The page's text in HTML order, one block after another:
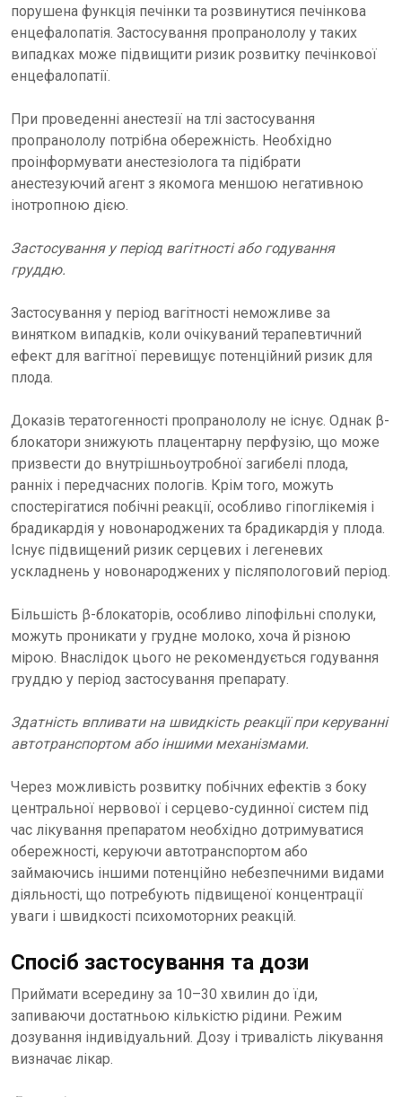
порушена функція печінки та розвинутися печінкова
енцефалопатія. Застосування пропранололу у таких
випадках може підвищити ризик розвитку печінкової
енцефалопатії.
При проведенні анестезії на тлі застосування
пропранололу потрібна обережність. Необхідно
проінформувати анестезіолога та підібрати
анестезуючий агент з якомога меншою негативною
інотропною дією.
Застосування у період вагітності або годування
груддю.
Застосування у період вагітності неможливе за
винятком випадків, коли очікуваний терапевтичний
ефект для вагітної перевищує потенційний ризик для
плода.
Доказів тератогенності пропранололу не існує. Однак β-
блокатори знижують плацентарну перфузію, що може
призвести до внутрішньоутробної загибелі плода,
ранніх і передчасних пологів. Крім того, можуть
спостерігатися побічні реакції, особливо гіпоглікемія і
брадикардія у новонароджених та брадикардія у плода.
Існує підвищений ризик серцевих і легеневих
ускладнень у новонароджених у післяпологовий період.
Більшість β-блокаторів, особливо ліпофільні сполуки,
можуть проникати у грудне молоко, хоча й різною
мірою. Внаслідок цього не рекомендується годування
груддю у період застосування препарату.
Здатність впливати на швидкість реакції при керуванні
автотранспортом або іншими механізмами.
Через можливість розвитку побічних ефектів з боку
центральної нервової і серцево-судинної систем під
час лікування препаратом необхідно дотримуватися
обережності, керуючи автотранспортом або
займаючись іншими потенційно небезпечними видами
діяльності, що потребують підвищеної концентрації
уваги і швидкості психомоторних реакцій.
Спосіб застосування та дози
Приймати всередину за 10–30 хвилин до їди,
запиваючи достатньою кількістю рідини. Режим
дозування індивідуальний. Дозу і тривалість лікування
визначає лікар.